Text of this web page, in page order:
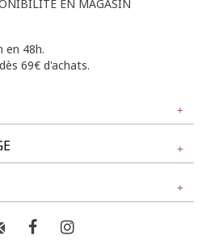
EN MAGASIN
en 48h.
69€ d'achats.
cœur. Coupe droite.
une patte boutonnée. Col
partielle décorative et
colorés sur l'ensemble du